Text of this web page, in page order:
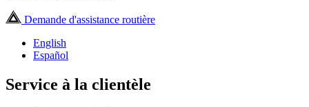
Demande d'assistance routière
English
Español
Service à la clientèle